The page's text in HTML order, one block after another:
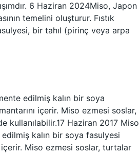
6 Haziran 2024Miso, Japon
temelini oluşturur. Fıstık
bir tahıl (pirinç veya arpa
edilmiş kalın bir soya
içerir. Miso ezmesi soslar,
kullanılabilir.17 Haziran 2017 Miso
kalın bir soya fasulyesi
içerir. Miso ezmesi soslar, turtalar